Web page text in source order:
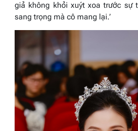
giả không khỏi xuýt xoa trước sự
sang trọng mà cô mang lại.’